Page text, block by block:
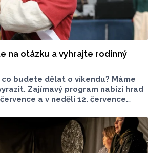
na otázku a vyhrajte rodinný
co budete dělat o víkendu? Máme
Zajímavý program nabízí hrad
a v neděli 12. července.
z vás vyhrát rodinné vstupenky.